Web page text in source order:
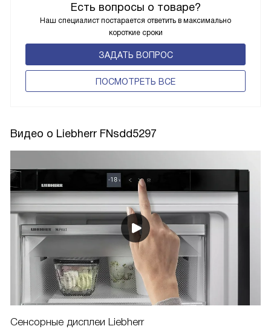
Есть вопросы о товаре?
Наш специалист постарается ответить в максимально
короткие сроки
ЗАДАТЬ ВОПРОС
ПОCМОТРЕТЬ ВСЕ
Видео о Liebherr FNsdd5297
Сенсорные дисплеи Liebherr